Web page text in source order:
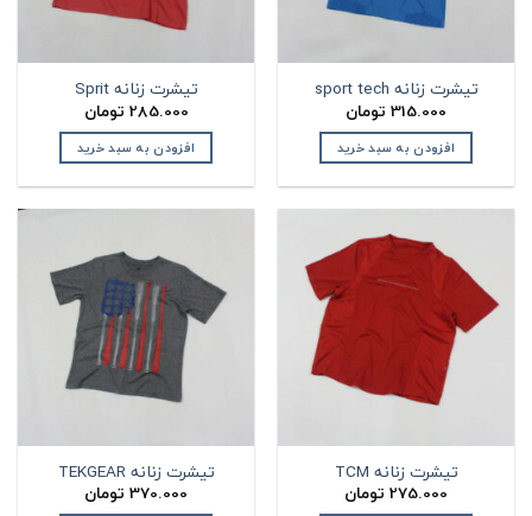
تیشرت زنانه sport tech
315.000 تومان
افزودن به سبد خرید
تیشرت زنانه Sprit
285.000 تومان
افزودن به سبد خرید
تیشرت زنانه TCM
275.000 تومان
تیشرت زنانه TEKGEAR
370.000 تومان